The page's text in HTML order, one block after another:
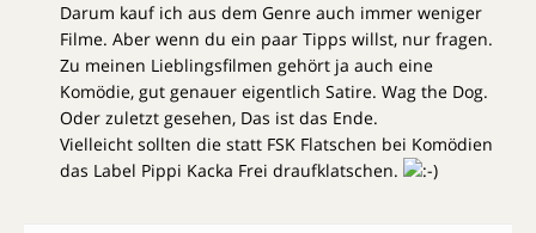
Darum kauf ich aus dem Genre auch immer weniger
Filme. Aber wenn du ein paar Tipps willst, nur fragen.
Zu meinen Lieblingsfilmen gehört ja auch eine
Komödie, gut genauer eigentlich Satire. Wag the Dog.
Oder zuletzt gesehen, Das ist das Ende.
Vielleicht sollten die statt FSK Flatschen bei Komödien
das Label Pippi Kacka Frei draufklatschen.